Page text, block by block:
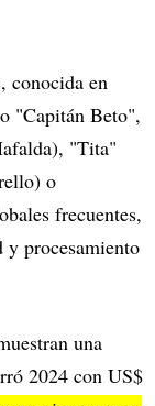
conocida en
"Capitán Beto",
"Tita"
o
frecuentes,
y procesamiento
una
2024 con US$